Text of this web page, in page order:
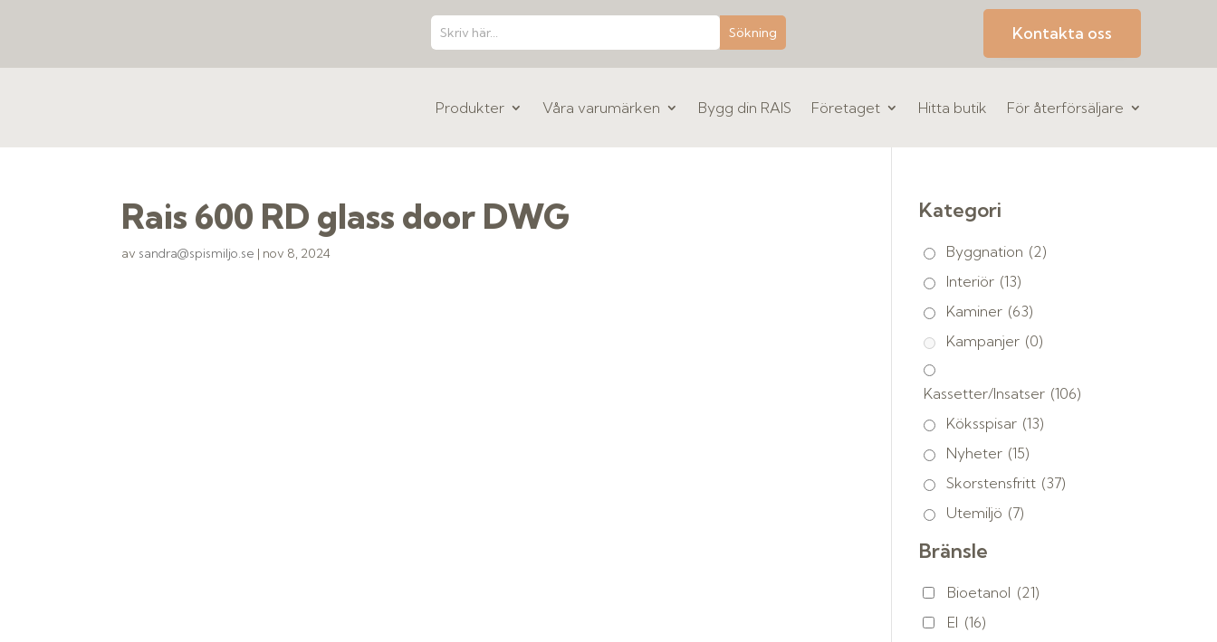
Kontakta oss
Produkter Våra varumärken Bygg din RAIS Företaget Hitta butik För återförsäljare
Rais 600 RD glass door DWG
av sandra@spismiljo.se | nov 8, 2024
Kategori
Byggnation (2)
Interiör (13)
Kaminer (63)
Kampanjer (0)
Kassetter/Insatser (106)
Köksspisar (13)
Nyheter (15)
Skorstensfritt (37)
Utemiljö (7)
Bränsle
Bioetanol (21)
El (16)